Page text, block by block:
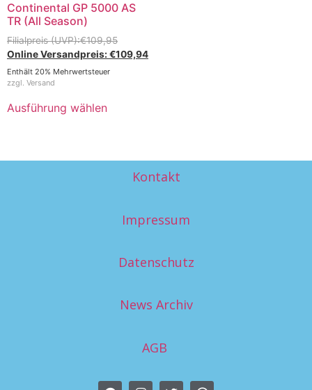
Continental GP 5000 AS
TR (All Season)
€109,95
€109,94
Enthält 20% Mehrwertsteuer
zzgl. Versand
Ausführung wählen
Kontakt
Impressum
Datenschutz
News Archiv
AGB